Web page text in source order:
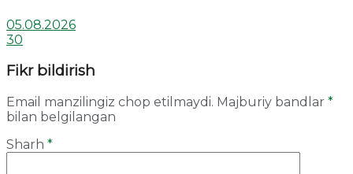
05.08.2026
30
Fikr bildirish
Email manzilingiz chop etilmaydi. Majburiy bandlar *
bilan belgilangan
Sharh *